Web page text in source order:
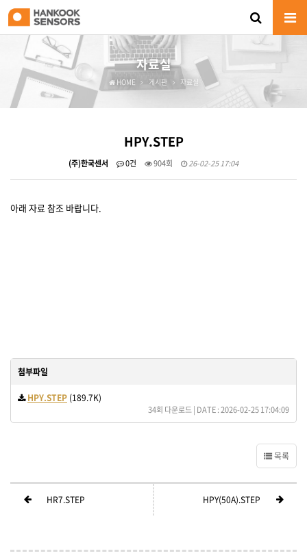
자료실
HOME 게시판 자료실
HPY.STEP
(주)한국센서 0건 904회 26-02-25 17:04
아래 자료 참조 바랍니다.
첨부파일
HPY.STEP (189.7K)
34회 다운로드 | DATE : 2026-02-25 17:04:09
목록
HR7.STEP HPY(50A).STEP